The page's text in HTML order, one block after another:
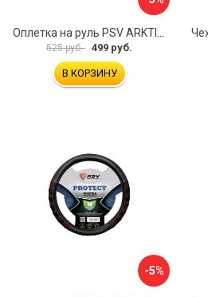
525 руб. 499 руб.
В КОРЗИНУ
-5%